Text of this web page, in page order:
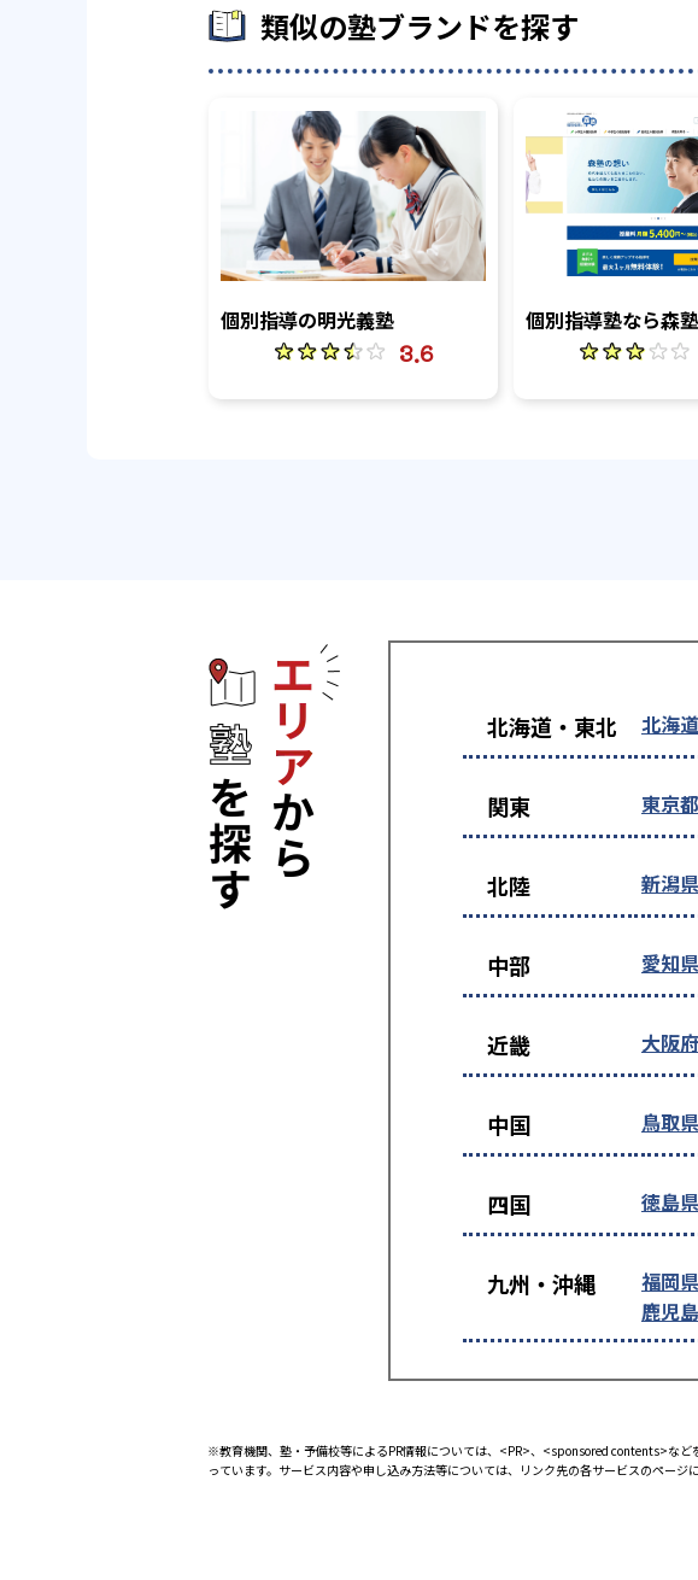
類似の塾ブランドを探す
個別指導の明光義塾
3.6
個別指導塾なら森塾
北海道・東北 北海道
関東 東京都
北陸 新潟県
中部 愛知県
近畿 大阪府
中国 鳥取県
四国 徳島県
九州・沖縄 福岡県
鹿児
※教育機関、塾・予備校等によるPR情報については、<PR>、<sponsored contents>な
っています。サービス内容や申し込み方法等については、リンク先の各サービスのページ